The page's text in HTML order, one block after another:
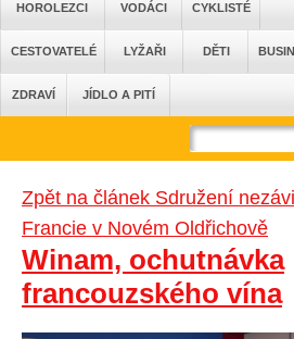
HOROLEZCI VODÁCI CYKLISTÉ
CESTOVATELÉ LYŽAŘI DĚTI
ZDRAVÍ JÍDLO A PITÍ
Zpět na článek Sdružení
Francie v Novém Oldřichově
Winam, ochutnávka
francouzského vína